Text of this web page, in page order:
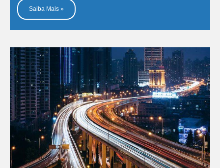
Saiba Mais »